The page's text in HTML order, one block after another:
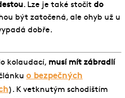
. Lze je také stočit do
být zatočená, ale ohyb už u
dobře.
kolaudací, musí mít zábradlí
o bezpečných
). K vetknutým schodištím